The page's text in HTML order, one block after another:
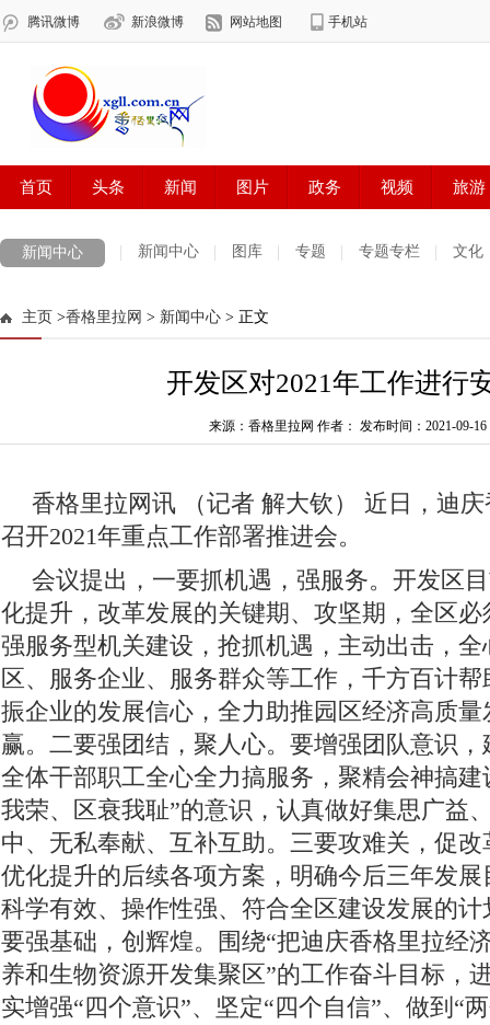
新闻中心 新闻中心 图库 专题 专题专栏 文化
法治迪庆
主页 >香格里拉网 > 新闻中心 > 正文
开发区对2021年工作进行
来源：香格里拉网 作者： 发布时间：2021-09-16
香格里拉网讯 （记者 解大钦）
近日，迪
召开2021年重点工作部署推进会。
会议提出，一要抓机遇，强服务。开发区
化提升，改革发展的关键期、攻坚期，全区
强服务型机关建设，抢抓机遇，主动出击，
区、服务企业、服务群众等工作，千方百计
振企业的发展信心，全力助推园区经济高质
赢。二要强团结，聚人心。要增强团队意识
全体干部职工全心全力搞服务，聚精会神搞
我荣、区衰我耻”的意识，认真做好集思广益
中、无私奉献、互补互助。三要攻难关，促
优化提升的后续各项方案，明确今后三年发
科学有效、操作性强、符合全区建设发展的
要强基础，创辉煌。围绕“把迪庆香格里拉经
养和生物资源开发集聚区”的工作奋斗目标，
实增强“四个意识”、坚定“四个自信”、做到“